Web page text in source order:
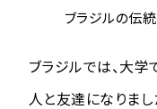
ブラジルの伝統
ブラジルでは、大
人と友達になりま